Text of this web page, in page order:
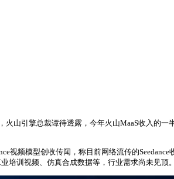
山引擎总裁谭待透露，今年火山MaaS收入的
视频模型创收传闻，称目前网络流传的
培训视频、仿真合成数据等，行业需求尚未见顶。